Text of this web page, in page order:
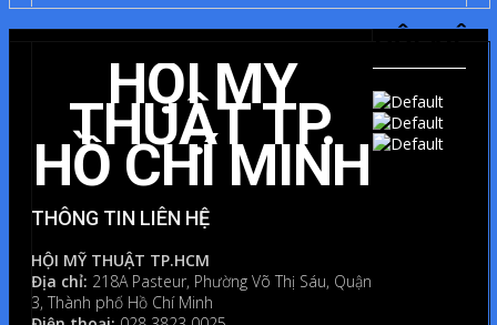
LẠI
Bạn
phải
đăng
để
gửi
HỘI VIÊN
HỘI MỸ
THUẬT TP.
HỒ CHÍ MINH
THÔNG TIN LIÊN HỆ
HỘI MỸ THUẬT TP.HCM
Địa chỉ: 218A Pasteur, Phường Võ Thị Sáu, Quận
3, Thành phố Hồ Chí Minh